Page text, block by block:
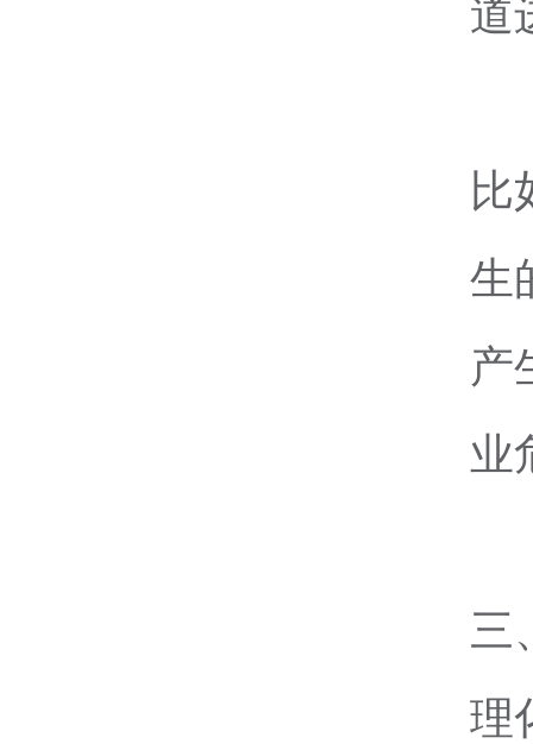
道
比
生
产
业
三
理